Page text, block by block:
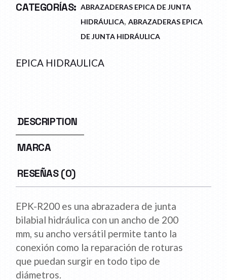
CATEGORÍAS: ABRAZADERAS EPICA DE JUNTA
HIDRÁULICA, ABRAZADERAS EPICA
DE JUNTA HIDRÁULICA
EPICA HIDRAULICA
DESCRIPTION
MARCA
RESEÑAS (0)
EPK-R200 es una abrazadera de junta
bilabial hidráulica con un ancho de 200
mm, su ancho versátil permite tanto la
conexión como la reparación de roturas
que puedan surgir en todo tipo de
diámetros.